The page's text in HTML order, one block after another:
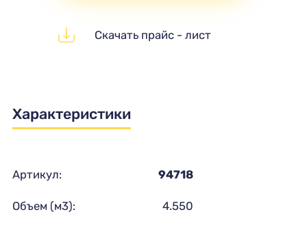
Скачать прайс - лист
Характеристики
Артикул: 94718
Объем (м3): 4.550